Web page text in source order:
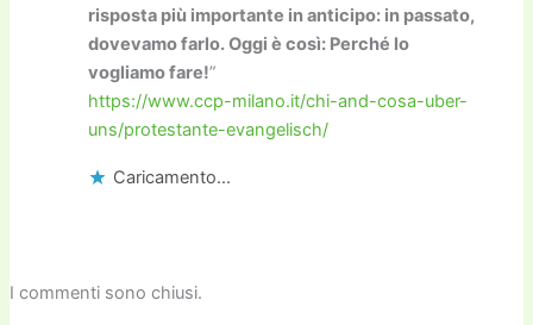
risposta più importante in anticipo: in passato,
dovevamo farlo. Oggi è così: Perché lo
vogliamo fare!”
https://www.ccp-milano.it/chi-and-cosa-uber-
uns/protestante-evangelisch/
Caricamento...
I commenti sono chiusi.